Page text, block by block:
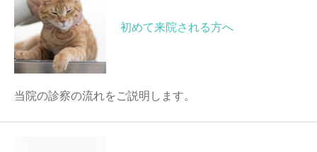
初めて来院される方へ
当院の診察の流れをご説明します。